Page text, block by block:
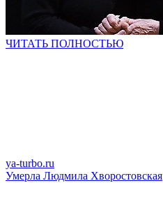
ЧИТАТЬ ПОЛНОСТЬЮ
ya-turbo.ru
Умерла Людмила Хворостовская